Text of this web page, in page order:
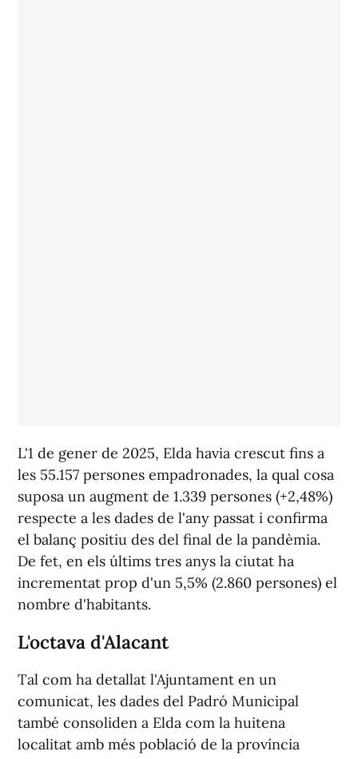
L'1 de gener de 2025, Elda havia crescut fins a
les 55.157 persones empadronades, la qual cosa
suposa un augment de 1.339 persones (+2,48%)
respecte a les dades de l'any passat i confirma
el balanç positiu des del final de la pandèmia.
De fet, en els últims tres anys la ciutat ha
incrementat prop d'un 5,5% (2.860 persones) el
nombre d'habitants.
L'octava d'Alacant
Tal com ha detallat l'Ajuntament en un
comunicat, les dades del Padró Municipal
també consoliden a Elda com la huitena
localitat amb més població de la província